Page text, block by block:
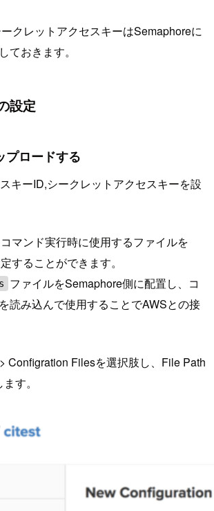
クレットアクセスキーはSemaphoreに
ておきます。
設定
ロードする
キーID,シークレットアクセスキーを設
マンド実行時に使用するファイルを
することができます。
ファイルをSemaphore側に配置し、コ
読み込んで使用することでAWSとの接
Configration Filesを選択肢し、File Path
す。